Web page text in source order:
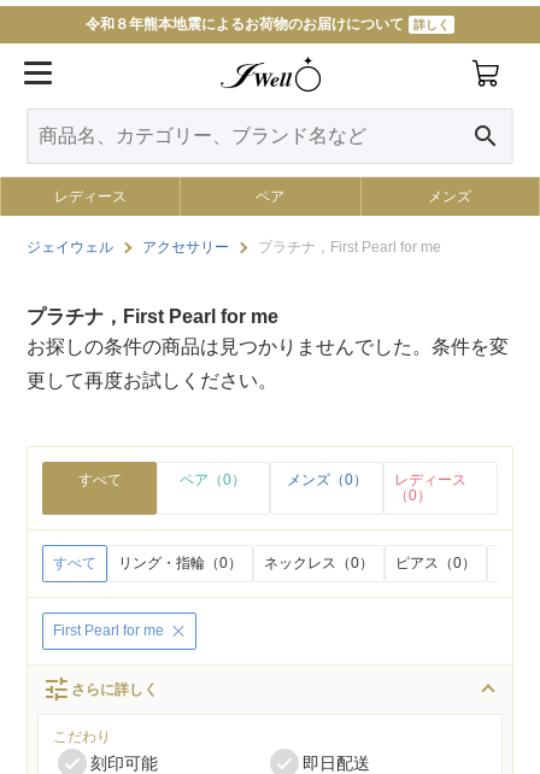
令和８年熊本地震によるお荷物のお届けについて 詳しく
search
レディース ペア メンズ
ジェイウェル アクセサリー プラチナ，First Pearl for me
プラチナ，First Pearl for me
お探しの条件の商品は見つかりませんでした。条件を変
更して再度お試しください。
すべて ペア（0） メンズ（0）
レディース
（0）
すべて リング・指輪（0） ネックレス（0） ピアス（0）
First Pearl for me
tune さらに詳しく
こだわり
刻印可能
即日配送